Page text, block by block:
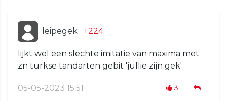
leipegek +224
lijkt wel een slechte imitatie van maxima met
zn turkse tandarten gebit 'jullie zijn gek'
05-05-2023 15:51 3